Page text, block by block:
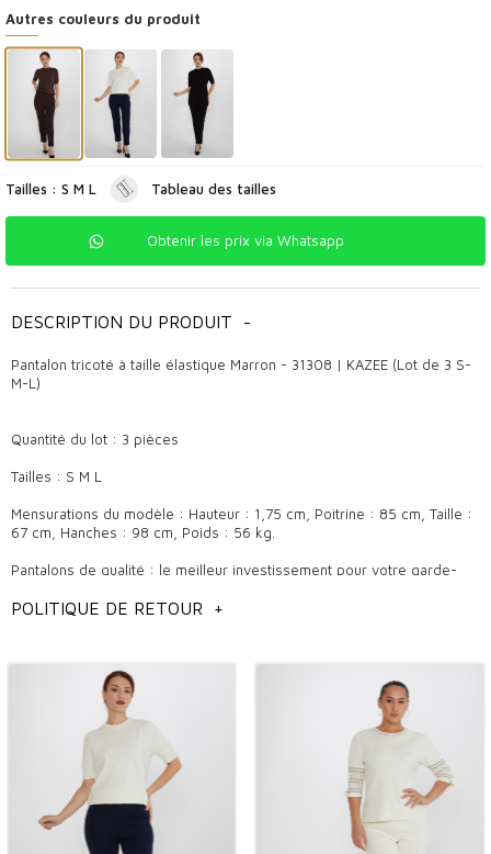
Autres couleurs du produit
Tailles : S M L Tableau des tailles
Obtenir les prix via Whatsapp
DESCRIPTION DU PRODUIT -
Pantalon tricoté à taille élastique Marron - 31308 | KAZEE (Lot de 3 S-
M-L)
Quantité du lot : 3 pièces
Tailles : S M L
Mensurations du modèle : Hauteur : 1,75 cm, Poitrine : 85 cm, Taille :
67 cm, Hanches : 98 cm, Poids : 56 kg.
Pantalons de qualité : le meilleur investissement pour votre garde-
lors de vos achats dans des boutiques de gros, choisir des pantalons
de qualité représente un investissement à long terme. Les pantalons
de qualité se distinguent par la durabilité de leur tissu et la perfection
de leur coupe, ce qui vous permet de vous sentir à l'aise et en
confiance dans n'importe quel environnement.
En quelle saison faut-il l'utiliser ?
Les pantalons sont des pièces idéales pour les combinaisons
saisonnières. Fabriqués à partir de tissus légers et respirants en été,
les pantalons garantissent un confort même lors des journées
POLITIQUE DE RETOUR +